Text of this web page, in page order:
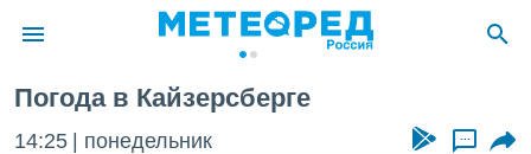
о
Погода в Кайзерсберге
14:25 понедельник ...